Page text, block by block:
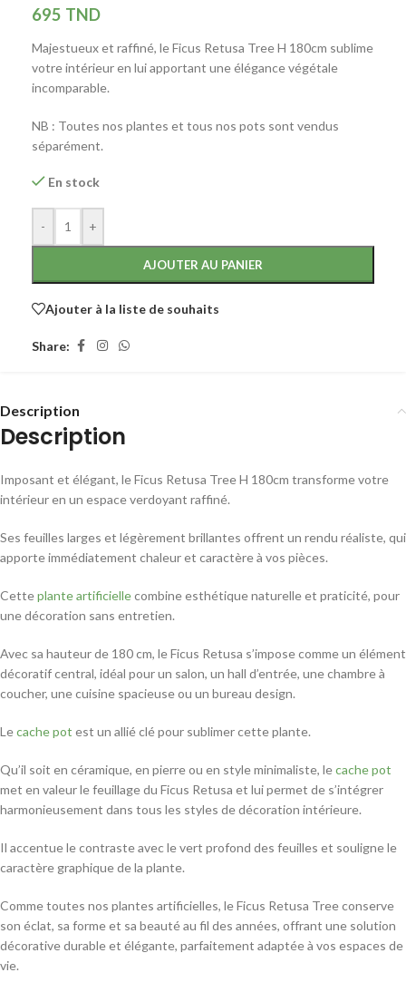
695 TND
Majestueux et raffiné, le Ficus Retusa Tree H 180cm sublime
votre intérieur en lui apportant une élégance végétale
incomparable.
NB : Toutes nos plantes et tous nos pots sont vendus
séparément.
En stock
- +
AJOUTER AU PANIER
Ajouter à la liste de souhaits
Share:
Description
Description
Imposant et élégant, le Ficus Retusa Tree H 180cm transforme votre
intérieur en un espace verdoyant raffiné.
Ses feuilles larges et légèrement brillantes offrent un rendu réaliste, qui
apporte immédiatement chaleur et caractère à vos pièces.
Cetteplante artificiellecombine esthétique naturelle et praticité, pour
une décoration sans entretien.
Avec sa hauteur de 180 cm, le Ficus Retusa s’impose comme un élément
décoratif central, idéal pour un salon, un hall d’entrée, une chambre à
coucher, une cuisine spacieuse ou un bureau design.
Lecache pot est un allié clé pour sublimer cette plante.
Qu’il soit en céramique, en pierre ou en style minimaliste, lecache pot
met en valeur le feuillage du Ficus Retusa et lui permet de s’intégrer
harmonieusement dans tous les styles de décoration intérieure.
Il accentue le contraste avec le vert profond des feuilles et souligne le
caractère graphique de la plante.
Comme toutes nos plantes artificielles, le Ficus Retusa Tree conserve
son éclat, sa forme et sa beauté au fil des années, offrant une solution
décorative durable et élégante, parfaitement adaptée à vos espaces de
vie.